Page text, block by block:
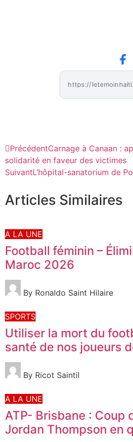
PrécédentCarnage à Canaan :
solidarité en faveur des victimes
SuivantL’hôpital-sanatorium de
Articles Similaires
A LA UNE
Football féminin –
Maroc 2026
By Ronaldo Saint Hilaire
SPORTS
Utiliser la mort du
santé de nos joueurs
By Ricot Saintil
A LA UNE
ATP- Brisbane : Coup
Jordan Thompson en